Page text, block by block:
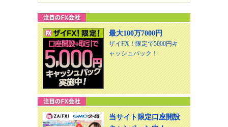
最大100万7000円
ザイFX！限定で5000円キ
ャッシュバック！
当サイト限定口座開設